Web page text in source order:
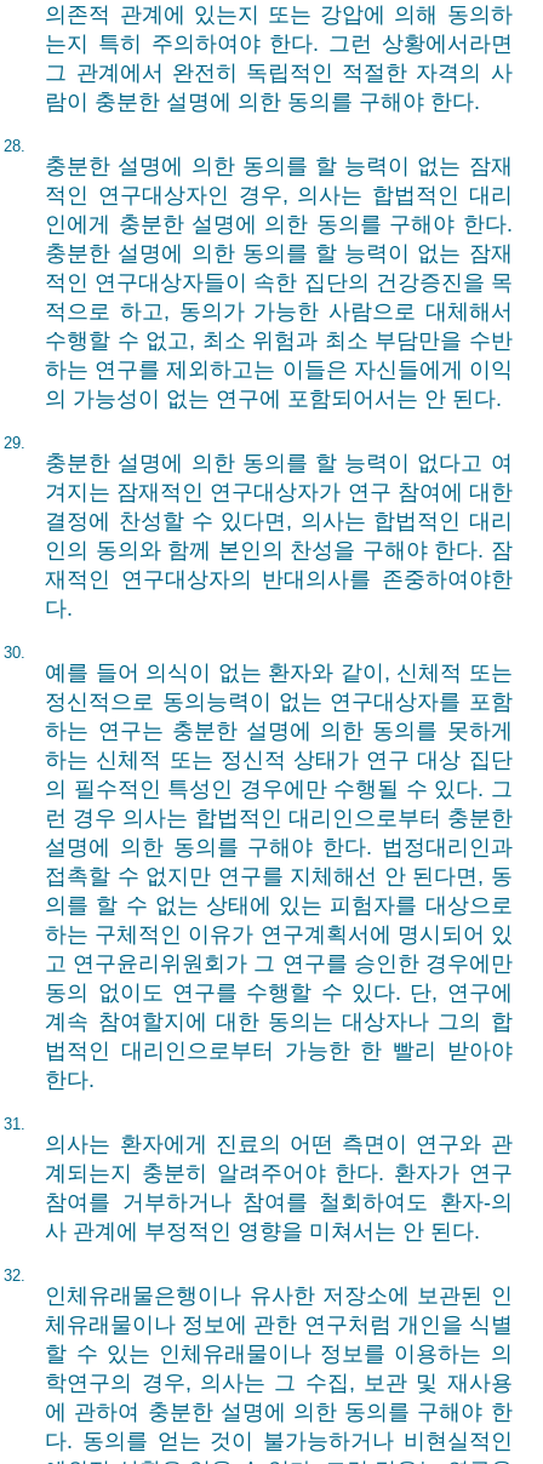
의존적 관계에 있는지 또는 강압에 의해 동의하
는지 특히 주의하여야 한다. 그런 상황에서라면
그 관계에서 완전히 독립적인 적절한 자격의 사
람이 충분한 설명에 의한 동의를 구해야 한다.
28.
충분한 설명에 의한 동의를 할 능력이 없는 잠재
적인 연구대상자인 경우, 의사는 합법적인 대리
인에게 충분한 설명에 의한 동의를 구해야 한다.
충분한 설명에 의한 동의를 할 능력이 없는 잠재
적인 연구대상자들이 속한 집단의 건강증진을 목
적으로 하고, 동의가 가능한 사람으로 대체해서
수행할 수 없고, 최소 위험과 최소 부담만을 수반
하는 연구를 제외하고는 이들은 자신들에게 이익
의 가능성이 없는 연구에 포함되어서는 안 된다.
29.
충분한 설명에 의한 동의를 할 능력이 없다고 여
겨지는 잠재적인 연구대상자가 연구 참여에 대한
결정에 찬성할 수 있다면, 의사는 합법적인 대리
인의 동의와 함께 본인의 찬성을 구해야 한다. 잠
재적인 연구대상자의 반대의사를 존중하여야한
다.
30.
예를 들어 의식이 없는 환자와 같이, 신체적 또는
정신적으로 동의능력이 없는 연구대상자를 포함
하는 연구는 충분한 설명에 의한 동의를 못하게
하는 신체적 또는 정신적 상태가 연구 대상 집단
의 필수적인 특성인 경우에만 수행될 수 있다. 그
런 경우 의사는 합법적인 대리인으로부터 충분한
설명에 의한 동의를 구해야 한다. 법정대리인과
접촉할 수 없지만 연구를 지체해선 안 된다면, 동
의를 할 수 없는 상태에 있는 피험자를 대상으로
하는 구체적인 이유가 연구계획서에 명시되어 있
고 연구윤리위원회가 그 연구를 승인한 경우에만
동의 없이도 연구를 수행할 수 있다. 단, 연구에
계속 참여할지에 대한 동의는 대상자나 그의 합
법적인 대리인으로부터 가능한 한 빨리 받아야
한다.
31.
의사는 환자에게 진료의 어떤 측면이 연구와 관
계되는지 충분히 알려주어야 한다. 환자가 연구
참여를 거부하거나 참여를 철회하여도 환자-의
사 관계에 부정적인 영향을 미쳐서는 안 된다.
32.
인체유래물은행이나 유사한 저장소에 보관된 인
체유래물이나 정보에 관한 연구처럼 개인을 식별
할 수 있는 인체유래물이나 정보를 이용하는 의
학연구의 경우, 의사는 그 수집, 보관 및 재사용
에 관하여 충분한 설명에 의한 동의를 구해야 한
다. 동의를 얻는 것이 불가능하거나 비현실적인